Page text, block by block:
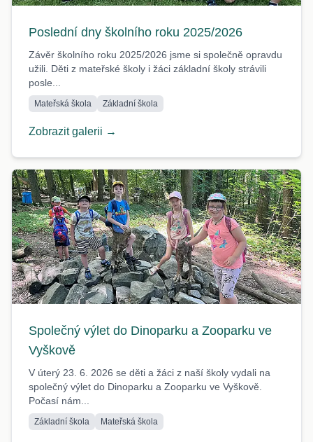
Poslední dny školního roku 2025/2026
Závěr školního roku 2025/2026 jsme si společně opravdu
užili. Děti z mateřské školy i žáci základní školy strávili
posle...
Mateřská škola Základní škola
Zobrazit galerii →
Společný výlet do Dinoparku a Zooparku ve
Vyškově
V úterý 23. 6. 2026 se děti a žáci z naší školy vydali na
společný výlet do Dinoparku a Zooparku ve Vyškově.
Počasí nám...
Základní škola Mateřská škola